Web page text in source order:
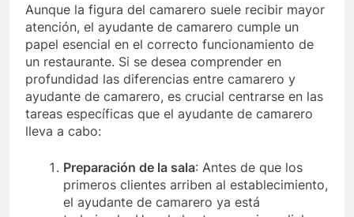
Aunque la figura del camarero suele recibir mayor
atención, el ayudante de camarero cumple un
papel esencial en el correcto funcionamiento de
un restaurante. Si se desea comprender en
profundidad las diferencias entre camarero y
ayudante de camarero, es crucial centrarse en las
tareas específicas que el ayudante de camarero
lleva a cabo:
Preparación de la sala: Antes de que los
primeros clientes arriben al establecimiento,
el ayudante de camarero ya está